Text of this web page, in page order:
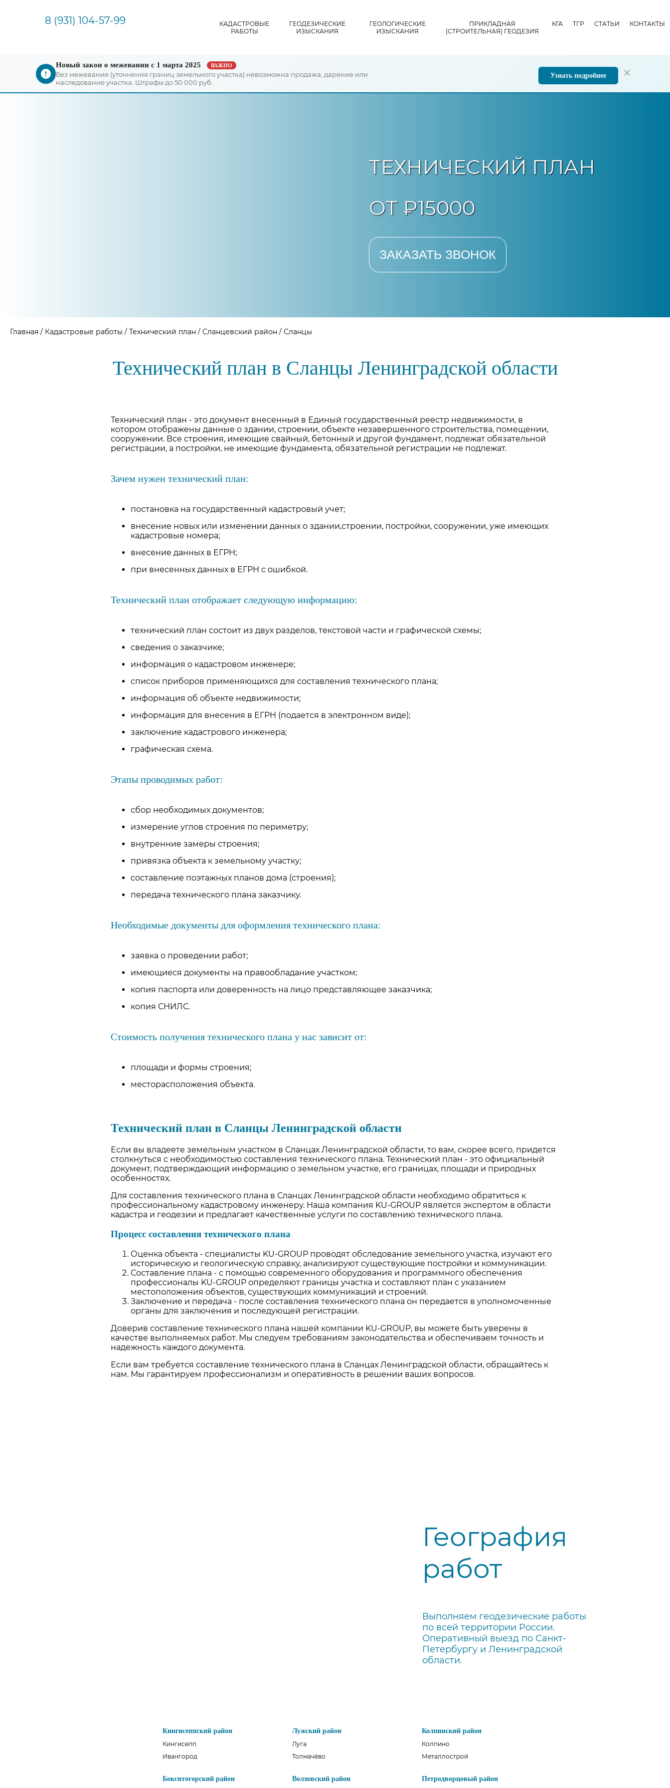
8 (931) 104-57-99
КАДАСТРОВЫЕ
РАБОТЫ
ГЕОДЕЗИЧЕСКИЕ
ИЗЫСКАНИЯ
ГЕОЛОГИЧЕСКИЕ
ИЗЫСКАНИЯ
ПРИКЛАДНАЯ
(СТРОИТЕЛЬНАЯ) ГЕОДЕЗИЯ
КГА ТГР СТАТЬИ КОНТАКТЫ
Новый закон о межевании с 1 марта 2025 ВАЖНО
Без межевания (уточнения границ земельного участка) невозможна продажа, дарение или
наследование участка. Штрафы до 50 000 руб.
Узнать подробнее
ТЕХНИЧЕСКИЙ ПЛАН
ОТ ₽15000
ЗАКАЗАТЬ ЗВОНОК
Главная / Кадастровые работы / Технический план / Сланцевский район / Сланцы
Технический план в Сланцы Ленинградской области
Технический план - это документ внесенный в Единый государственный реестр недвижимости, в
котором отображены данные о здании, строении, объекте незавершенного строительства, помещении,
сооружении. Все строения, имеющие свайный, бетонный и другой фундамент, подлежат обязательной
регистрации, а постройки, не имеющие фундамента, обязательной регистрации не подлежат.
Зачем нужен технический план:
постановка на государственный кадастровый учет;
внесение новых или изменении данных о здании,строении, постройки, сооружении, уже имеющих
кадастровые номера;
внесение данных в ЕГРН;
при внесенных данных в ЕГРН с ошибкой.
Технический план отображает следующую информацию:
технический план состоит из двух разделов, текстовой части и графической схемы;
сведения о заказчике;
информация о кадастровом инженере;
список приборов применяющихся для составления технического плана;
информация об объекте недвижимости;
информация для внесения в ЕГРН (подается в электронном виде);
заключение кадастрового инженера;
графическая схема.
Этапы проводимых работ:
сбор необходимых документов;
измерение углов строения по периметру;
внутренние замеры строения;
привязка объекта к земельному участку;
составление поэтажных планов дома (строения);
передача технического плана заказчику.
Необходимые документы для оформления технического плана:
заявка о проведении работ;
имеющиеся документы на правообладание участком;
копия паспорта или доверенность на лицо представляющее заказчика;
копия СНИЛС.
Стоимость получения технического плана у нас зависит от:
площади и формы строения;
месторасположения объекта.
Технический план в Сланцы Ленинградской области
Если вы владеете земельным участком в Сланцах Ленинградской области, то вам, скорее всего, придется
столкнуться с необходимостью составления технического плана. Технический план - это официальный
документ, подтверждающий информацию о земельном участке, его границах, площади и природных
особенностях.
Для составления технического плана в Сланцах Ленинградской области необходимо обратиться к
профессиональному кадастровому инженеру. Наша компания KU-GROUP является экспертом в области
кадастра и геодезии и предлагает качественные услуги по составлению технического плана.
Процесс составления технического плана
Оценка объекта - специалисты KU-GROUP проводят обследование земельного участка, изучают его
историческую и геологическую справку, анализируют существующие постройки и коммуникации.
Составление плана - с помощью современного оборудования и программного обеспечения
профессионалы KU-GROUP определяют границы участка и составляют план с указанием
местоположения объектов, существующих коммуникаций и строений.
Заключение и передача - после составления технического плана он передается в уполномоченные
органы для заключения и последующей регистрации.
Доверив составление технического плана нашей компании KU-GROUP, вы можете быть уверены в
качестве выполняемых работ. Мы следуем требованиям законодательства и обеспечиваем точность и
надежность каждого документа.
Если вам требуется составление технического плана в Сланцах Ленинградской области, обращайтесь к
нам. Мы гарантируем профессионализм и оперативность в решении ваших вопросов.
География
работ
Выполняем геодезические работы
по всей территории России.
Оперативный выезд по Санкт-
Петербургу и Ленинградской
области.
Кингисеппский район
Кингисепп
Ивангород
Лужский район
Луга
Толмачёво
Колпинский район
Колпино
Металлострой
Бокситогорский район
Волховский район
Петродворцовый район